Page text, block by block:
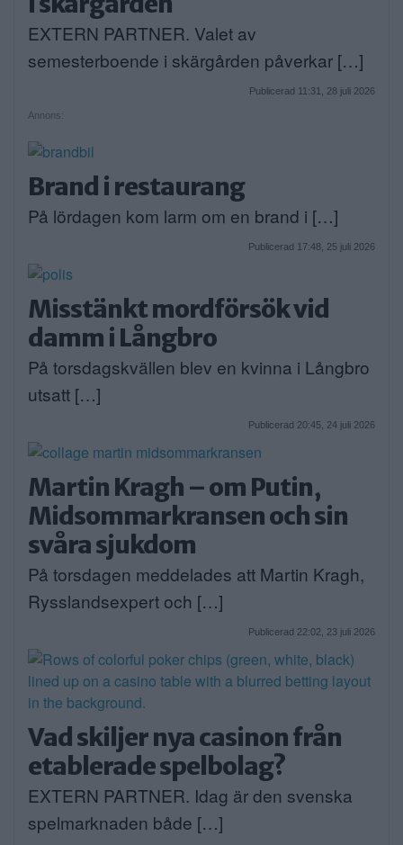
EXTERN PARTNER. Valet av
semesterboende i skärgården påverkar […]
Publicerad 11:31, 28 juli 2026
Annons:
Brand i restaurang
På lördagen kom larm om en brand i […]
Publicerad 17:48, 25 juli 2026
Misstänkt mordförsök vid
damm i Långbro
På torsdagskvällen blev en kvinna i Långbro
utsatt […]
Publicerad 20:45, 24 juli 2026
Martin Kragh – om Putin,
Midsommarkransen och sin
svåra sjukdom
På torsdagen meddelades att Martin Kragh,
Rysslandsexpert och […]
Publicerad 22:02, 23 juli 2026
Vad skiljer nya casinon från
etablerade spelbolag?
EXTERN PARTNER. Idag är den svenska
spelmarknaden både […]